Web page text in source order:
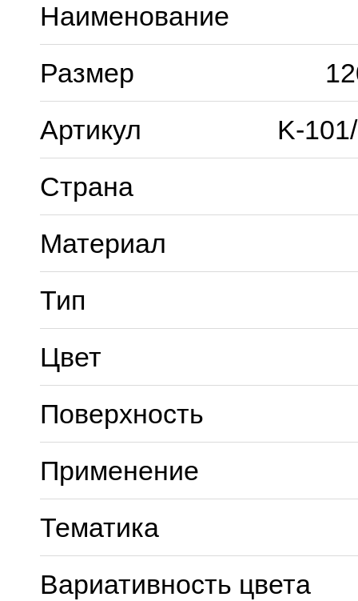
Наименование
Размер
Артикул
K-
Страна
Материал
Тип
Цвет
Поверхность
Применение
Тематика
Вариативность цвета